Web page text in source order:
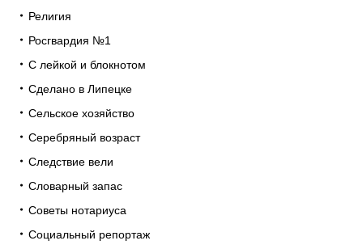
Религия
Росгвардия №1
С лейкой и блокнотом
Сделано в Липецке
Сельское хозяйство
Серебряный возраст
Следствие вели
Словарный запас
Советы нотариуса
Социальный репортаж